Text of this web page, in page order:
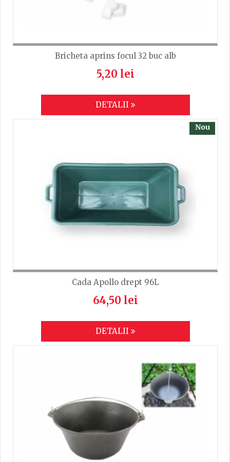
Bricheta aprins focul 32 buc alb
5,20 lei
DETALII
Nou
Cada Apollo drept 96L
64,50 lei
DETALII